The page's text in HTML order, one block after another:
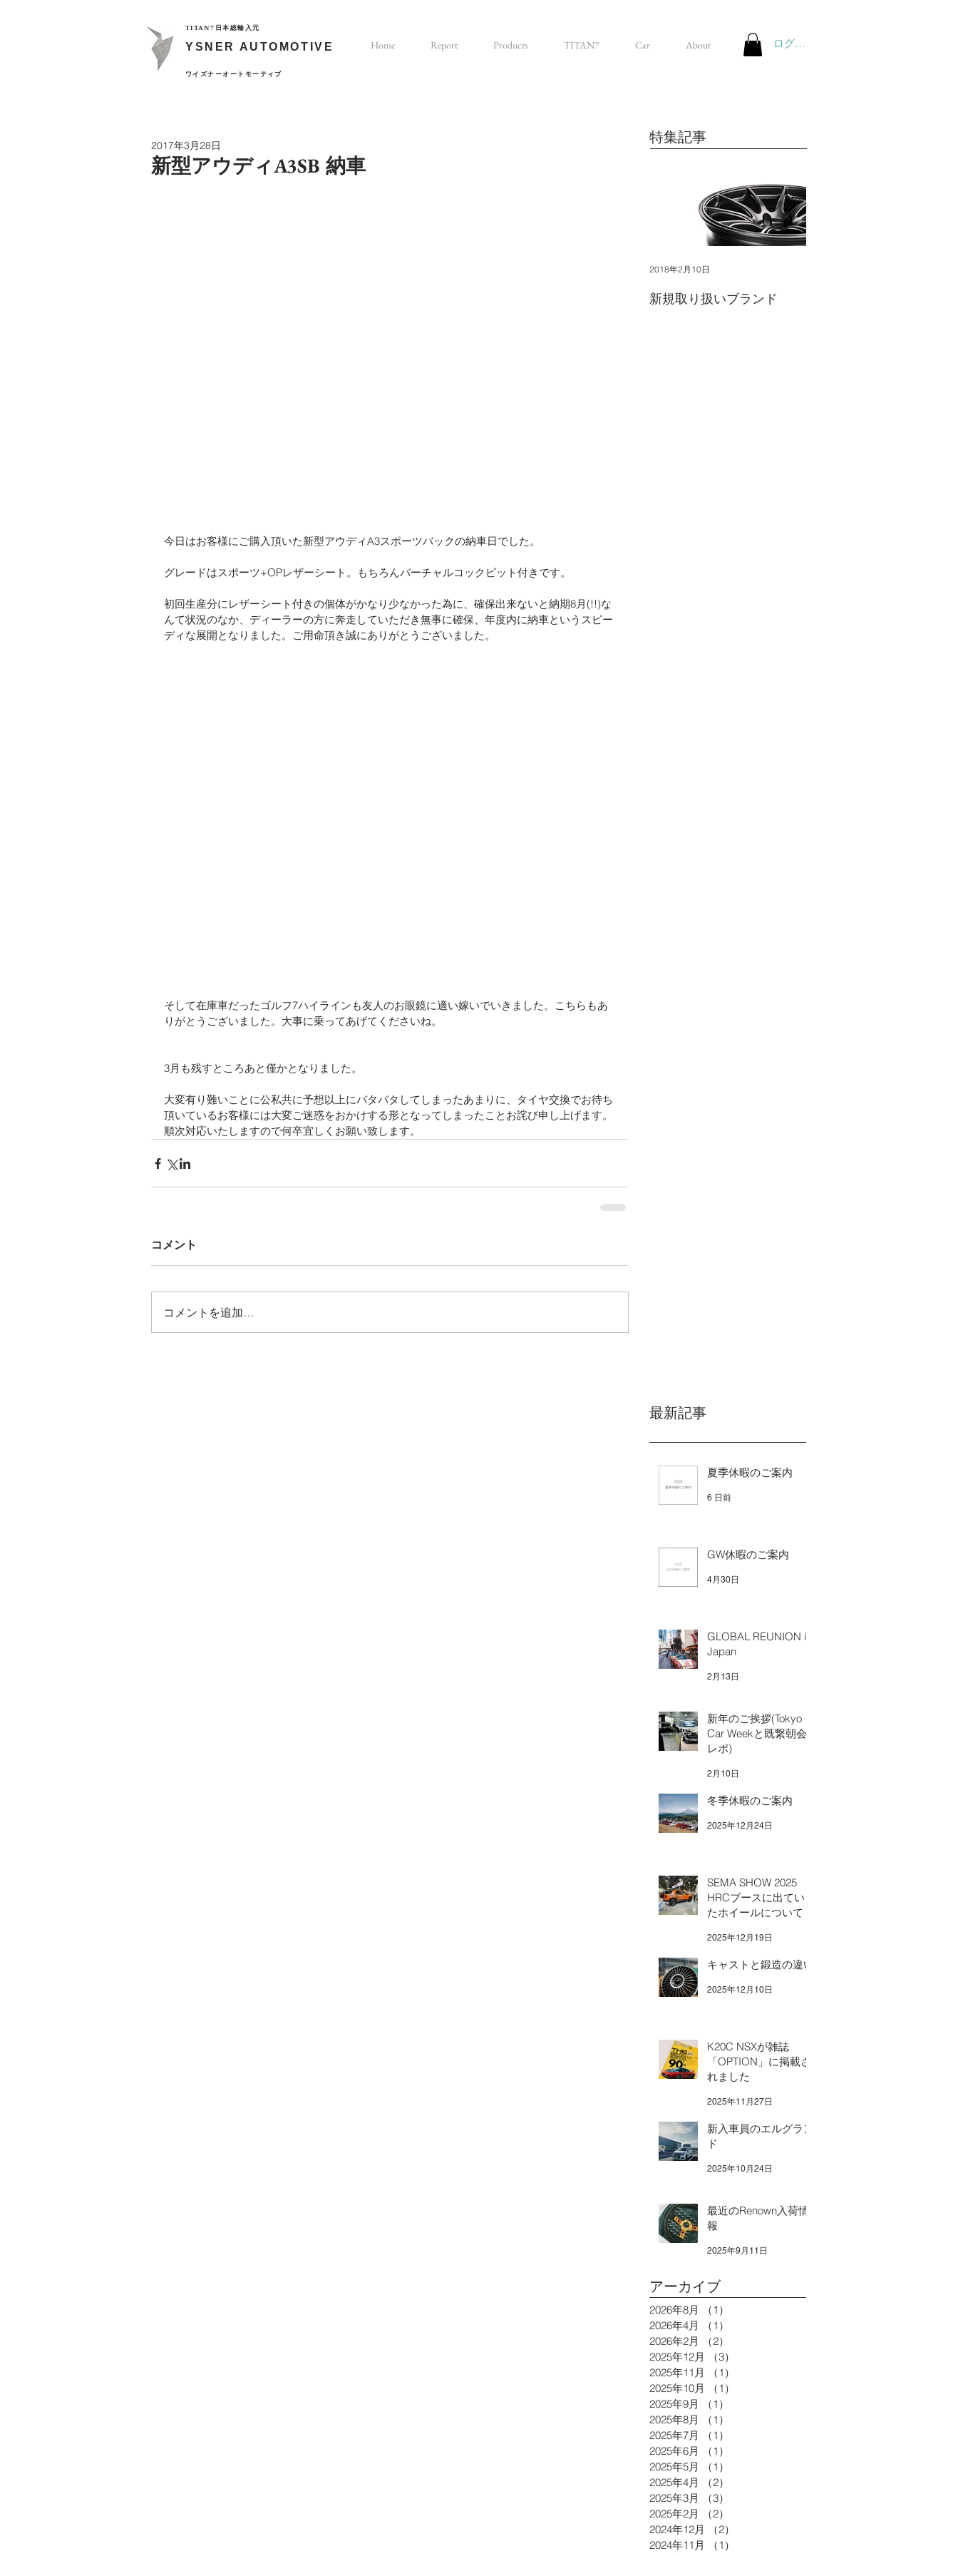
TITAN7日本総輸入元
YSNER AUTOMOTIVE Home Report Products TITAN7 Car About ログイン
​ワイズナーオートモーティブ
新型アウディA3SB 納車
2017年3月28日
今日はお客様にご購入頂いた新型アウディA3スポーツバックの納車日でした。
グレードはスポーツ+OPレザーシート。もちろんバーチャルコックピット付きです。
初回生産分にレザーシート付きの個体がかなり少なかった為に、確保出来ないと納期8月(!!)な
んて状況のなか、ディーラーの方に奔走していただき無事に確保、年度内に納車というスピー
ディな展開となりました。ご用命頂き誠にありがとうございました。
そして在庫車だったゴルフ7ハイラインも友人のお眼鏡に適い嫁いでいきました。こちらもあ
りがとうございました。大事に乗ってあげてくださいね。
3月も残すところあと僅かとなりました。
大変有り難いことに公私共に予想以上にバタバタしてしまったあまりに、タイヤ交換でお待ち
頂いているお客様には大変ご迷惑をおかけする形となってしまったことお詫び申し上げます。
順次対応いたしますので何卒宜しくお願い致します。
コメント
コメントを追加…
特集記事
新規取り扱いブランド
2018年2月10日
最新記事
夏季休暇のご案内
6 日前
GW休暇のご案内
4月30日
GLOBAL REUNION in
Japan
2月13日
新年のご挨拶(Tokyo
Car Weekと既繋朝会
レポ)
2月10日
冬季休暇のご案内
2025年12月24日
SEMA SHOW 2025
HRCブースに出てい
たホイールについて
2025年12月19日
キャストと鍛造の違い
2025年12月10日
K20C NSXが雑誌
「OPTION」に掲載さ
れました
2025年11月27日
新入車員のエルグラン
ド
2025年10月24日
最近のRenown入荷情
報
2025年9月11日
アーカイブ
2026年8月 （1）
2026年4月
（1）
2026年2月
（2）
2025年12月
（3）
2025年11月
（1）
2025年10月
（1）
2025年9月
（1）
2025年8月
（1）
2025年7月
（1）
2025年6月
（1）
2025年5月
（1）
2025年4月
（2）
2025年3月
（3）
2025年2月
（2）
2024年12月
（2）
2024年11月
（1）